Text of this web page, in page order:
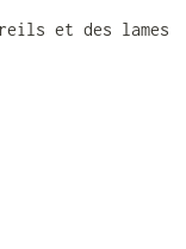
et des lames